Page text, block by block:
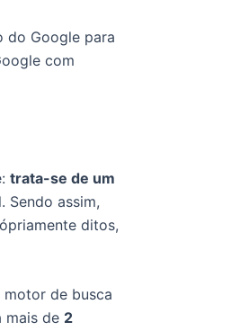
do Google para
com
trata-se de um
Sendo assim,
ditos,
de busca
mais de 2